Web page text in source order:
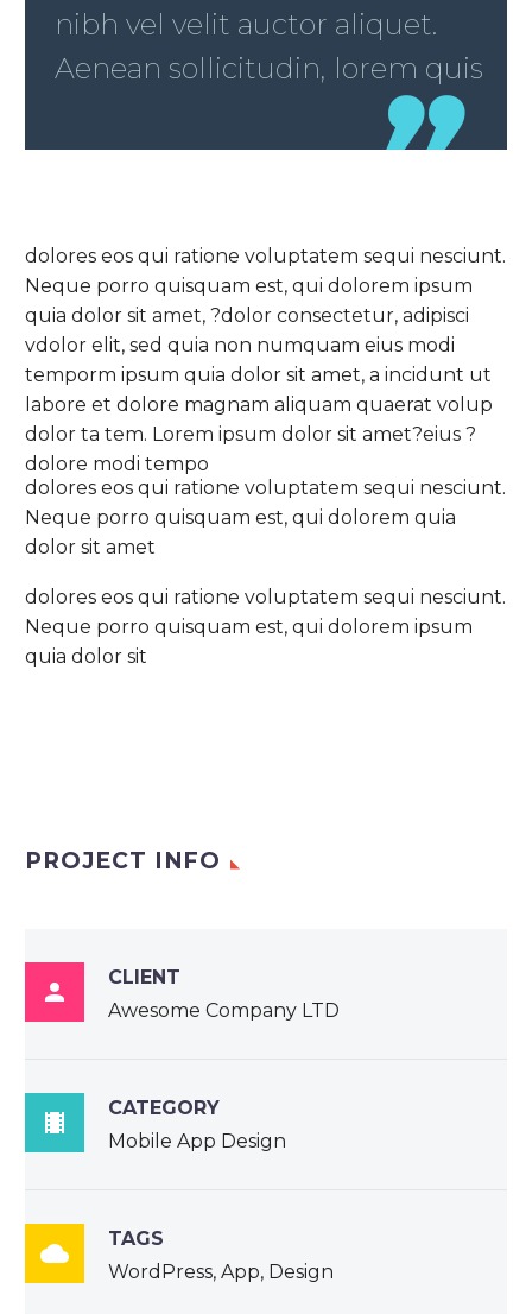
nibh vel velit auctor aliquet.
Aenean sollicitudin, lorem quis
dolores eos qui ratione voluptatem sequi nesciunt.
Neque porro quisquam est, qui dolorem ipsum
quia dolor sit amet, ?dolor consectetur, adipisci
vdolor elit, sed quia non numquam eius modi
temporm ipsum quia dolor sit amet, a incidunt ut
labore et dolore magnam aliquam quaerat volup
dolor ta tem. Lorem ipsum dolor sit amet?eius ?
dolore modi tempo
dolores eos qui ratione voluptatem sequi nesciunt.
Neque porro quisquam est, qui dolorem quia
dolor sit amet
dolores eos qui ratione voluptatem sequi nesciunt.
Neque porro quisquam est, qui dolorem ipsum
quia dolor sit
PROJECT INFO

CLIENT
Awesome Company LTD

CATEGORY
Mobile App Design

TAGS
WordPress, App, Design